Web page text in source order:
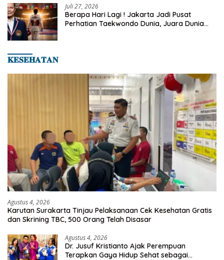
Juli 27, 2026
Berapa Hari Lagi ! Jakarta Jadi Pusat
Perhatian Taekwondo Dunia, Juara Dunia
𝐊𝐄𝐒𝐄𝐇𝐀𝐓𝐀𝐍
Agustus 4, 2026
Karutan Surakarta Tinjau Pelaksanaan Cek Kesehatan Gratis
dan Skrining TBC, 500 Orang Telah Disasar
Agustus 4, 2026
Dr. Jusuf Kristianto Ajak Perempuan
Terapkan Gaya Hidup Sehat sebagai